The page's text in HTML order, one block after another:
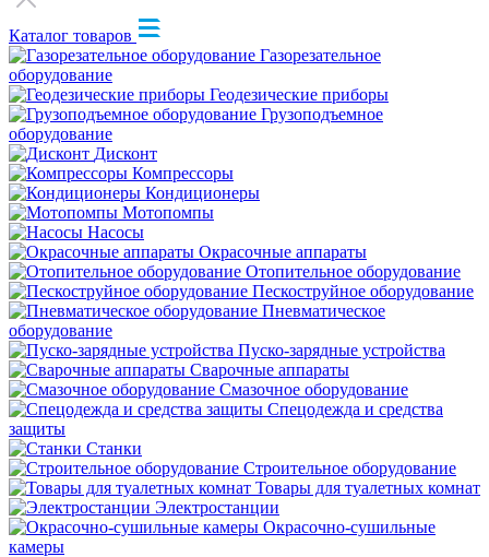
Каталог товаров
Газорезательное
оборудование
Геодезические приборы
Грузоподъемное
оборудование
Дисконт
Компрессоры
Кондиционеры
Мотопомпы
Насосы
Окрасочные аппараты
Отопительное оборудование
Пескоструйное оборудование
Пневматическое
оборудование
Пуско-зарядные устройства
Сварочные аппараты
Смазочное оборудование
Спецодежда и средства
защиты
Станки
Строительное оборудование
Товары для туалетных комнат
Электростанции
Окрасочно-сушильные
камеры